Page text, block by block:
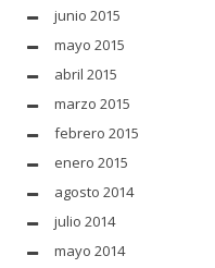
junio 2015
mayo 2015
abril 2015
marzo 2015
febrero 2015
enero 2015
agosto 2014
julio 2014
mayo 2014